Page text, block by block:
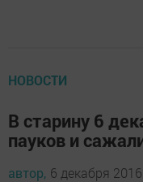
НОВОСТИ
В старину 6
пауков и
автор, 6 декабря